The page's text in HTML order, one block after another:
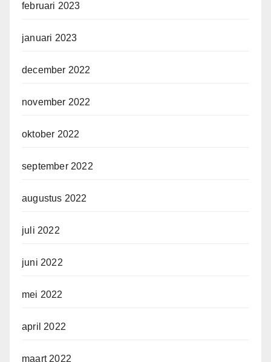
februari 2023
januari 2023
december 2022
november 2022
oktober 2022
september 2022
augustus 2022
juli 2022
juni 2022
mei 2022
april 2022
maart 2022